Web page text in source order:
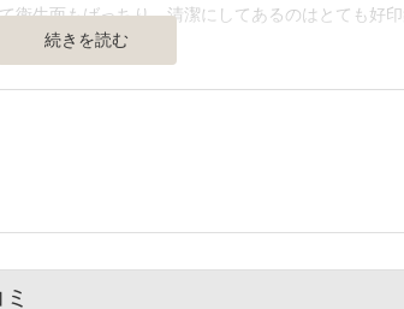
衛生面もばっちり、清潔にしてあるのはとても好
続きを読む